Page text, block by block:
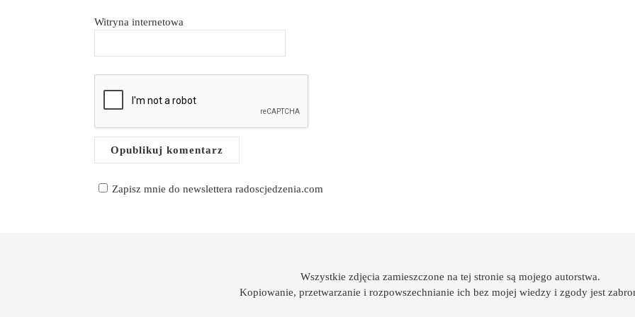
Witryna internetowa
Zapisz mnie do newslettera radoscjedzenia.com
Wszystkie zdjęcia zamieszczone na tej stronie są mojego autorstwa.
Kopiowanie, przetwarzanie i rozpowszechnianie ich bez mojej wiedzy i zgody jest